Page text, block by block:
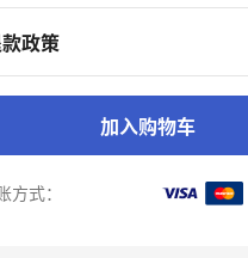
政策
加入购物车
方式：